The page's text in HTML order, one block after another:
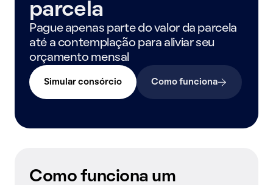
parcela
Pague apenas parte do valor da parcela
até a contemplação para aliviar seu
orçamento mensal
Simular consórcio Como funciona
Como funciona um